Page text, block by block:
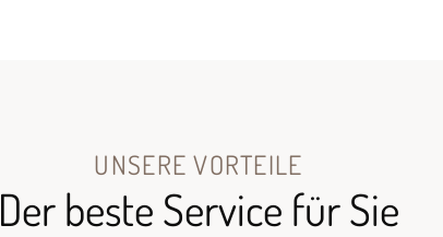
UNSERE VORTEILE
Der beste Service für Sie